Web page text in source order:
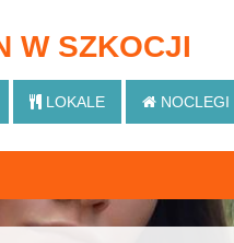
W SZKOCJI
LOKALE NOCLEGI